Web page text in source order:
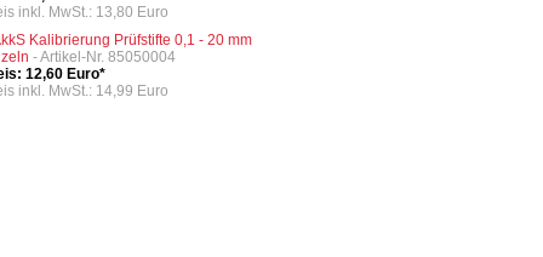
inkl. MwSt.: 13,80 Euro
Kalibrierung Prüfstifte 0,1 - 20 mm
- Artikel-Nr. 85050004
12,60 Euro*
inkl. MwSt.: 14,99 Euro